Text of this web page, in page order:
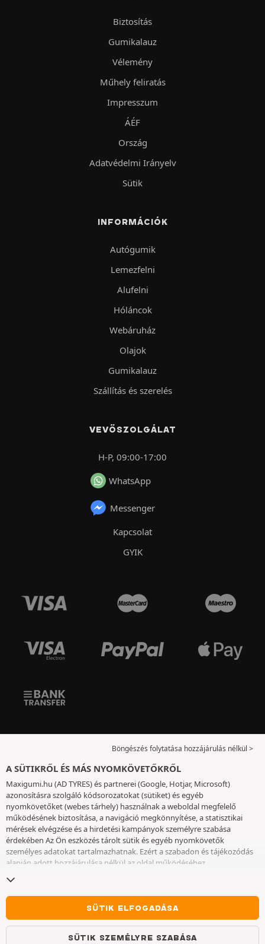
Biztosítás
Gumikalauz
Vélemény
Műhely feliratás
Impresszum
ÁÉF
Ország
Adatvédelmi Irányelv
Sütik
INFORMÁCIÓK
Autógumik
Lemezfelni
Alufelni
Hóláncok
Webáruház
Olajok
Gumikalauz
Szállítás és szerelés
VEVŐSZOLGÁLAT
H-P, 09:00-17:00
WhatsApp
Messenger
Kapcsolat
GYIK
Böngészés folytatása hozzájárulás nélkül >
A SÜTIKRŐL ÉS MÁS NYOMKÖVETŐKRŐL
Maxigumi.hu (AD TYRES) és partnerei (Google, Hotjar, Microsoft)
azonosításra szolgáló kódsorozatokat (sütiket) és egyéb
nyomkövetőket (webes tárhely) használnak a weboldal megfelelő
működésének biztosítása, a navigáció megkönnyítése, a statisztikai
mérések elvégzése és a hirdetési kampányok személyre szabása
érdekében Az Ön eszközés tárolt sütik és egyéb nyomkövetők
személyes adatokat tartalmazhatnak. Ezért a szabadon és tájékozódás
alapján adott hozzájárulása nélkül az oldal működéséhez
nyomkövetőket az eszközén. Az Ön által választott beállításokat 6
hónapig őrizzük meg. A hozzájárulását bármikor visszavonhatja aSütik
és egyéb nyomkövetőkoldalon. Ön dönthet úgy, hogy a böngészést a
sütik vagy más nyomkövetők elhelyezésének elfogadása nélkül
folytatja. A sütik elutasítása nem akadályozza meg a szolgáltatások
igénybe vételét AD TYRES. További információkért kérjük, lépjen a
SÜTIK ELFOGADÁSA
SÜTIK SZEMÉLYRE SZABÁSA